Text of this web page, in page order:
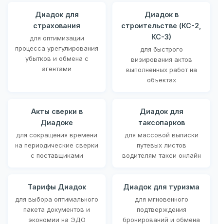
Диадок для
страхования
для оптимизации
процесса урегулирования
убытков и обмена с
агентами
Диадок в
строительстве (КС-2,
КС-3)
для быстрого
визирования актов
выполненных работ на
объектах
Акты сверки в
Диадоке
для сокращения времени
на периодические сверки
с поставщиками
Диадок для
таксопарков
для массовой выписки
путевых листов
водителям такси онлайн
Тарифы Диадок
для выбора оптимального
пакета документов и
экономии на ЭДО
Диадок для туризма
для мгновенного
подтверждения
бронирований и обмена